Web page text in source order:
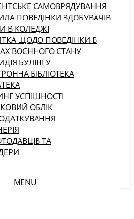
САМОВРЯДУВАННЯ
ПОВЕДІНКИ ЗДОБУВАЧІВ
В КОЛЕДЖІ
ЩОДО ПОВЕДІНКИ В
ВОЄННОГО СТАНУ
БУЛІНГУ
БІБЛІОТЕКА
УСПІШНОСТІ
ОБЛІК
ТА
MENU